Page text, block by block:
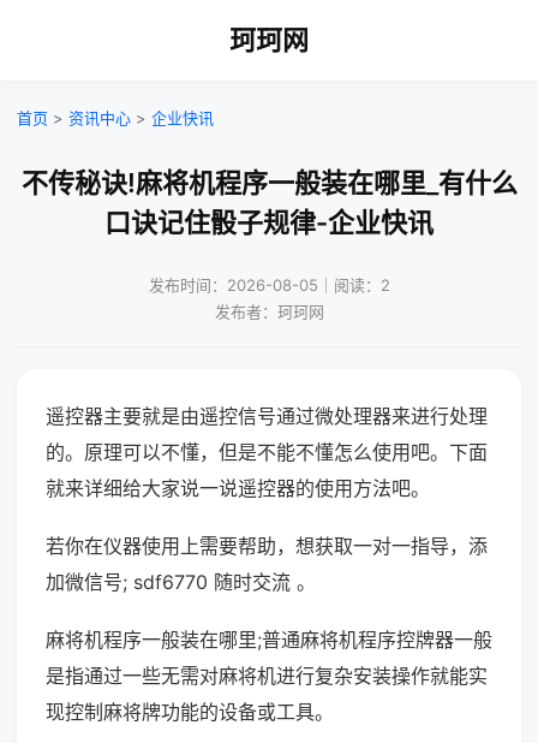
珂珂网
首页 > 资讯中心 > 企业快讯
不传秘诀!麻将机程序一般装在哪里_有什么
口诀记住骰子规律-企业快讯
发布时间：2026-08-05｜阅读：2
发布者：珂珂网
遥控器主要就是由遥控信号通过微处理器来进行处理
的。原理可以不懂，但是不能不懂怎么使用吧。下面
就来详细给大家说一说遥控器的使用方法吧。
若你在仪器使用上需要帮助，想获取一对一指导，添
加微信号; sdf6770 随时交流 。
麻将机程序一般装在哪里;普通麻将机程序控牌器一般
是指通过一些无需对麻将机进行复杂安装操作就能实
现控制麻将牌功能的设备或工具。